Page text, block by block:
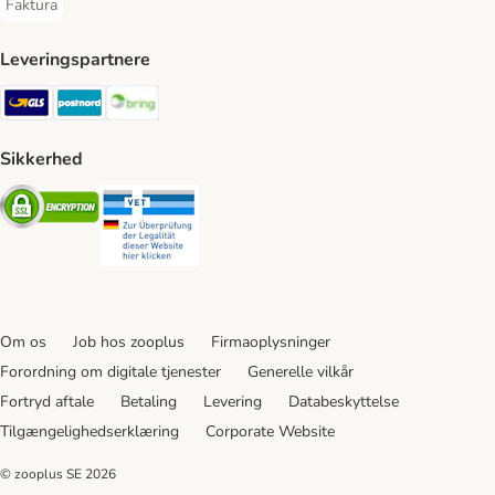
Faktura
Faktura Payment Method
Leveringspartnere
GLS Shipping Method
Postnord Shipping Method
Sikkerhed
Security
Om os Job hos zooplus
Firmaoplysninger
Forordning om digitale tjenester
Generelle vilkår
Fortryd aftale
Betaling Levering
Databeskyttelse
Tilgængelighedserklæring
Corporate Website
© zooplus SE 2026